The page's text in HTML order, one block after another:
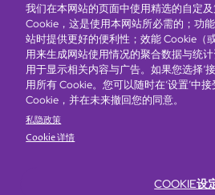
富豪酒店主页关于我们推广
抢先一步，掌握最
我们在本网站的页面中使用精选的自定
Cookie，这是使用本网站所必需的；功
站时提供更好的便利性；效能 Cookie（
用来生成网站使用情况的聚合数据与统
用于显示相关内容与广告。如果您选择‘
用所有 Cookie。您可以随时在‘设置’中
Cookie，并在未来撤回您的同意。
私隐政策
Cookie 详情
COOKIE设